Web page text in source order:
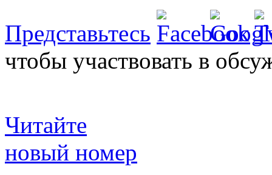
Представьтесь
чтобы участвовать в
Читайте
новый номер